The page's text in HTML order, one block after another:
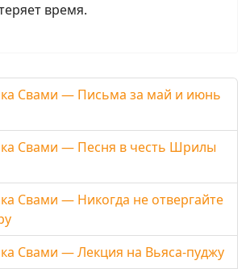
время.
Свами — Письма за май и июнь
Свами — Песня в честь Шрилы
Свами — Никогда не отвергайте
Свами — Лекция на Вьяса-пуджу